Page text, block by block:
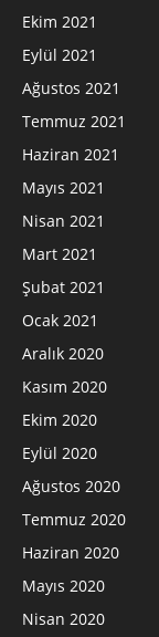
Ekim 2021
Eylül 2021
Ağustos 2021
Temmuz 2021
Haziran 2021
Mayıs 2021
Nisan 2021
Mart 2021
Şubat 2021
Ocak 2021
Aralık 2020
Kasım 2020
Ekim 2020
Eylül 2020
Ağustos 2020
Temmuz 2020
Haziran 2020
Mayıs 2020
Nisan 2020